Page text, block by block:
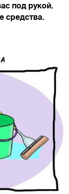
под рукой.
средства.